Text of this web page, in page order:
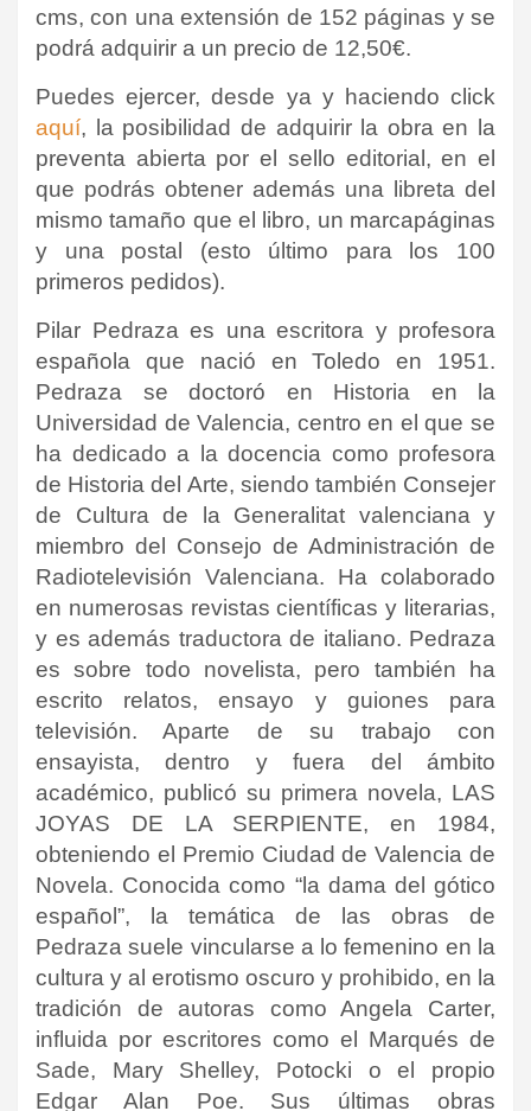
cms, con una extensión de 152 páginas y se
podrá adquirir a un precio de 12,50€.
Puedes ejercer, desde ya y haciendo click
aquí, la posibilidad de adquirir la obra en la
preventa abierta por el sello editorial, en el
que podrás obtener además una libreta del
mismo tamaño que el libro, un marcapáginas
y una postal (esto último para los 100
primeros pedidos).
Pilar Pedraza es una escritora y profesora
española que nació en Toledo en 1951.
Pedraza se doctoró en Historia en la
Universidad de Valencia, centro en el que se
ha dedicado a la docencia como profesora
de Historia del Arte, siendo también Consejer
de Cultura de la Generalitat valenciana y
miembro del Consejo de Administración de
Radiotelevisión Valenciana. Ha colaborado
en numerosas revistas científicas y literarias,
y es además traductora de italiano. Pedraza
es sobre todo novelista, pero también ha
escrito relatos, ensayo y guiones para
televisión. Aparte de su trabajo con
ensayista, dentro y fuera del ámbito
académico, publicó su primera novela, LAS
JOYAS DE LA SERPIENTE, en 1984,
obteniendo el Premio Ciudad de Valencia de
Novela. Conocida como “la dama del gótico
español”, la temática de las obras de
Pedraza suele vincularse a lo femenino en la
cultura y al erotismo oscuro y prohibido, en la
tradición de autoras como Angela Carter,
influida por escritores como el Marqués de
Sade, Mary Shelley, Potocki o el propio
Edgar Alan Poe. Sus últimas obras